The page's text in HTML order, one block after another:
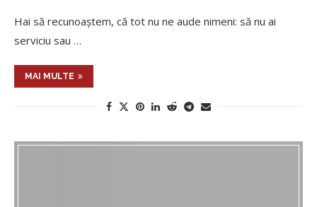
Hai să recunoaștem, că tot nu ne aude nimeni: să nu ai
serviciu sau …
MAI MULTE